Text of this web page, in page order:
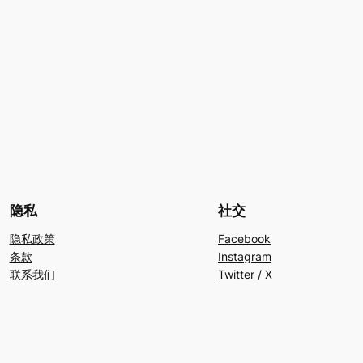
隐私
隐私政策
条款
联系我们
社交
Facebook
Instagram
Twitter / X